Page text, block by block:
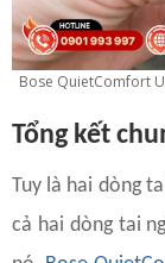
Bose QuietComfort
Tổng kết
Tuy là hai dòng
cả hai dòng tai